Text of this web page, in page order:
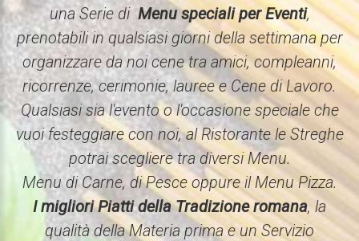
una Serie diMenu speciali per Eventi,
prenotabili in qualsiasi giorni della settimana per
organizzare da noi cene tra amici, compleanni,
ricorrenze, cerimonie, lauree e Cene di Lavoro.
Qualsiasi sia l'evento o l'occasione speciale che
vuoi festeggiare con noi, al Ristorante le Streghe
potrai scegliere tra diversi Menu.
Menu di Carne, di Pesce oppure il Menu Pizza.
I migliori Piatti della Tradizione romana, la
qualità della Materia prima e un Servizio